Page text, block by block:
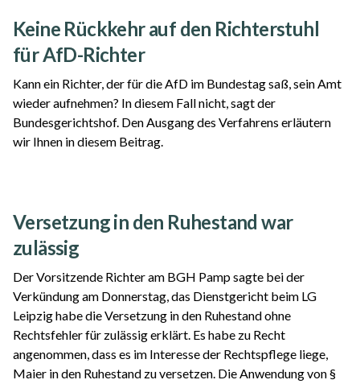
Keine Rückkehr auf den Richterstuhl
für AfD-Richter
Kann ein Richter, der für die AfD im Bundestag saß, sein Amt
wieder aufnehmen? In diesem Fall nicht, sagt der
Bundesgerichtshof. Den Ausgang des Verfahrens erläutern
wir Ihnen in diesem Beitrag.
Versetzung in den Ruhestand war
zulässig
Der Vorsitzende Richter am BGH Pamp sagte bei der
Verkündung am Donnerstag, das Dienstgericht beim LG
Leipzig habe die Versetzung in den Ruhestand ohne
Rechtsfehler für zulässig erklärt. Es habe zu Recht
angenommen, dass es im Interesse der Rechtspflege liege,
Maier in den Ruhestand zu versetzen. Die Anwendung von §